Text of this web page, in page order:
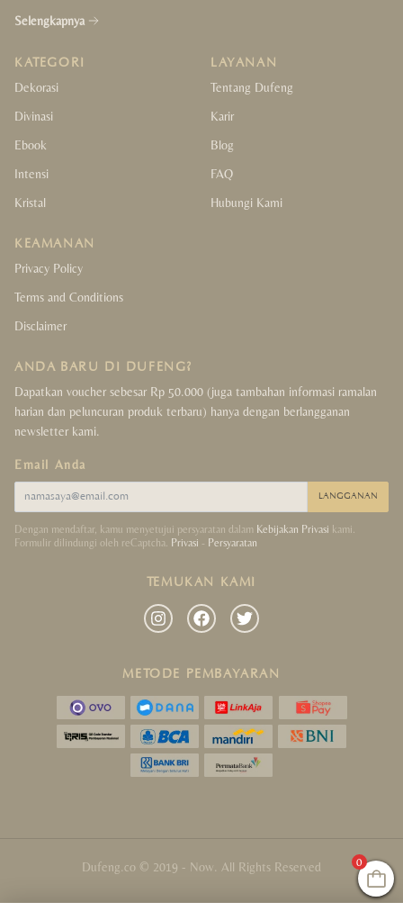
Selengkapnya
KATEGORI
Dekorasi
Divinasi
Ebook
Intensi
Kristal
LAYANAN
Tentang Dufeng
Karir
Blog
FAQ
Hubungi Kami
KEAMANAN
Privacy Policy
Terms and Conditions
Disclaimer
ANDA BARU DI DUFENG?
Dapatkan voucher sebesar Rp 50.000 (juga tambahan informasi ramalan
harian dan peluncuran produk terbaru) hanya dengan berlangganan
newsletter kami.
Email Anda
LANGGANAN
Dengan mendaftar, kamu menyetujui persyaratan dalam Kebijakan Privasi kami.
Formulir dilindungi oleh reCaptcha. Privasi - Persyaratan
TEMUKAN KAMI
METODE PEMBAYARAN
Dufeng.co © 2019 - Now. All Rights Reserved 0